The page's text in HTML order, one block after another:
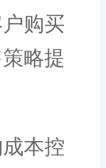
购买
略提
本控